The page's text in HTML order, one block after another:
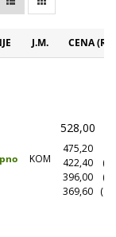
J.M. CENA
KOM
528,00
475,20
422,40
396,00
369,60